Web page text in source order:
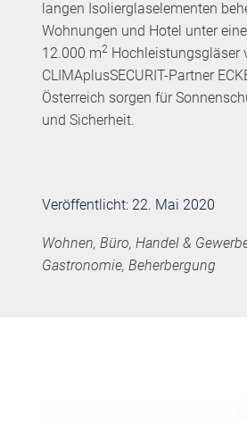
langen Isolierglaselementen
Wohnungen und Hotel unter
12.000 m2Hochleistungsgläser
CLIMAplusSECURIT-Partner
Österreich sorgen für
und Sicherheit.
Veröffentlicht: 22. Mai 2020
Wohnen, Büro, Handel &
Gastronomie, Beherbergung